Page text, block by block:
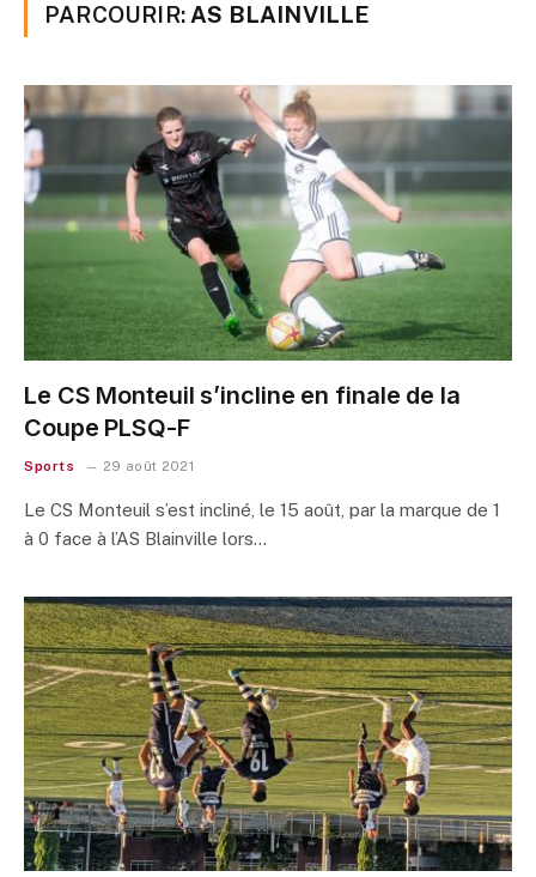
PARCOURIR: AS BLAINVILLE
Le CS Monteuil s’incline en finale de la
Coupe PLSQ-F
Sports 29 août 2021
Le CS Monteuil s’est incliné, le 15 août, par la marque de 1
à 0 face à l’AS Blainville lors…